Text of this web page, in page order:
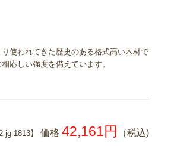
使われてきた歴史のある格式高い木材で
応しい強度を備えています。
jg-1813】 価格 42,161円 （税込)